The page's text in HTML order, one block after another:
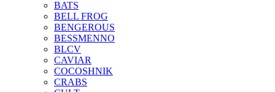
BATS
BELL FROG
BENGEROUS
BESSMENNO
BLCV
CAVIAR
COCOSHNIK
CRABS